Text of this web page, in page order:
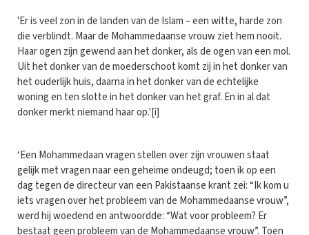
'Er is veel zon in de landen van de Islam – een witte, harde zon
die verblindt. Maar de Mohammedaanse vrouw ziet hem nooit.
Haar ogen zijn gewend aan het donker, als de ogen van een mol.
Uit het donker van de moederschoot komt zij in het donker van
het ouderlijk huis, daarna in het donker van de echtelijke
woning en ten slotte in het donker van het graf. En in al dat
donker merkt niemand haar op.'[i]
‘Een Mohammedaan vragen stellen over zijn vrouwen staat
gelijk met vragen naar een geheime ondeugd; toen ik op een
dag tegen de directeur van een Pakistaanse krant zei: “Ik kom u
iets vragen over het probleem van de Mohammedaanse vrouw”,
werd hij woedend en antwoordde: “Wat voor probleem? Er
bestaat geen probleem van de Mohammedaanse vrouw”. Toen